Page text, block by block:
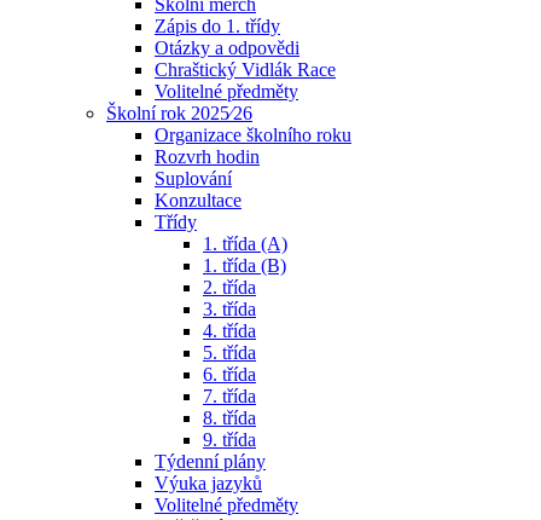
Školní merch
Zápis do 1. třídy
Otázky a odpovědi
Chraštický Vidlák Race
Volitelné předměty
Školní rok 2025⁄26
Organizace školního roku
Rozvrh hodin
Suplování
Konzultace
Třídy
1. třída (A)
1. třída (B)
2. třída
3. třída
4. třída
5. třída
6. třída
7. třída
8. třída
9. třída
Týdenní plány
Výuka jazyků
Volitelné předměty